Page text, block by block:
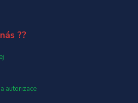
??
autorizace